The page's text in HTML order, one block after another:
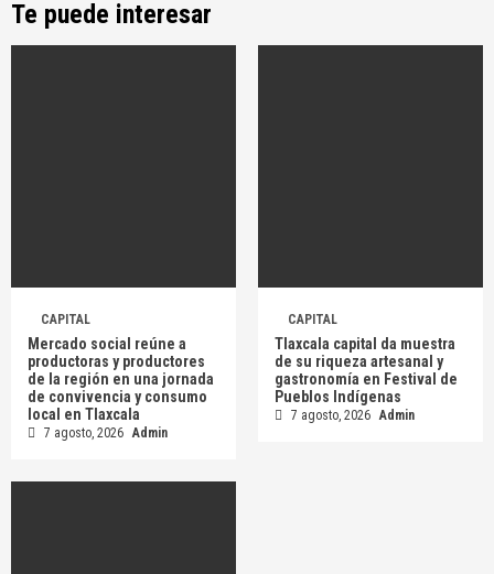
Te puede interesar
CAPITAL
Mercado social reúne a
productoras y productores
de la región en una jornada
de convivencia y consumo
local en Tlaxcala
7 agosto, 2026 Admin
CAPITAL
Tlaxcala capital da muestra
de su riqueza artesanal y
gastronomía en Festival de
Pueblos Indígenas
7 agosto, 2026 Admin